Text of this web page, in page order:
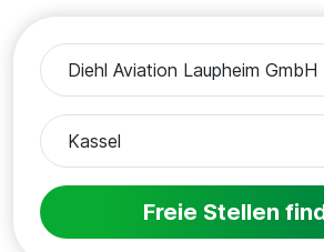
Freie Stellen